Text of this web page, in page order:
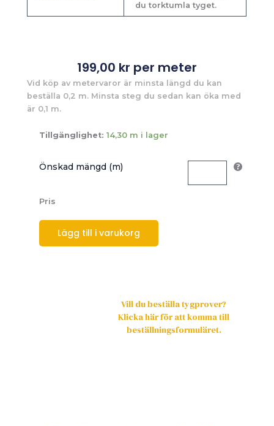
du torktumla tyget.
199,00 kr per meter
Vid köp av metervaror är minsta längd du kan
beställa 0,2 m. Minsta steg du sedan kan öka med
är 0,1 m.
Tillgänglighet: 14,30 m i lager
Önskad mängd (m)
Pris
Lägg till i varukorg
Vill du beställa tygprover?
Klicka här för att komma till
beställningsformuläret.